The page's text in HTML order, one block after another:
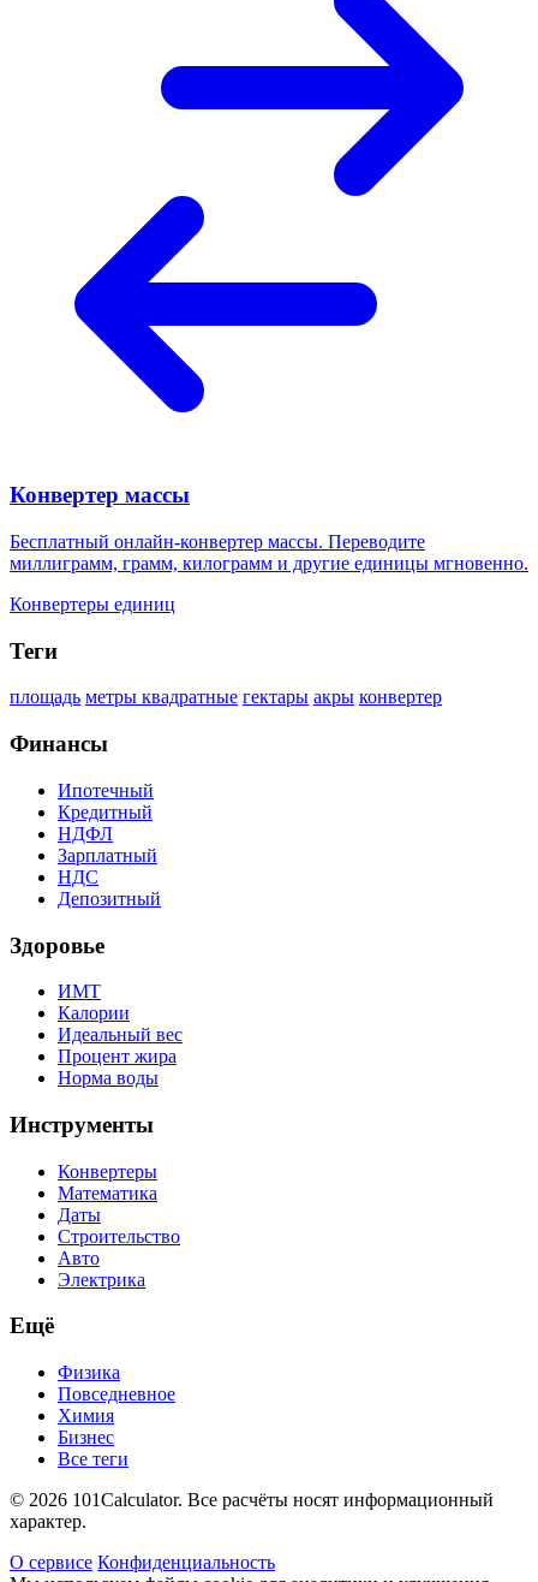
Конвертер массы
Бесплатный онлайн-конвертер массы. Переводите
миллиграмм, грамм, килограмм и другие единицы мгновенно.
Конвертеры единиц
Теги
площадь метры квадратные гектары акры конвертер
Финансы
Ипотечный
Кредитный
НДФЛ
Зарплатный
НДС
Депозитный
Здоровье
ИМТ
Калории
Идеальный вес
Процент жира
Норма воды
Инструменты
Конвертеры
Математика
Даты
Строительство
Авто
Электрика
Ещё
Физика
Повседневное
Химия
Бизнес
Все теги
© 2026 101Calculator. Все расчёты носят информационный
характер.
О сервисе Конфиденциальность